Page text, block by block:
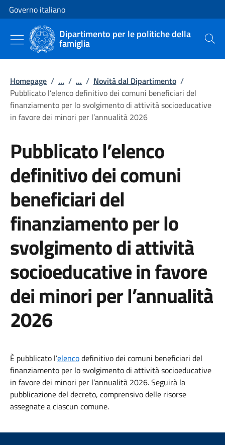
Vai al contenuto
Vai alla navigazione del sito
Governo italiano
Dipartimento per le politiche della
famiglia Cerca
Homepage / ... / ... / Novità dal Dipartimento /
Pubblicato l’elenco definitivo dei comuni beneficiari del
finanziamento per lo svolgimento di attività socioeducative
in favore dei minori per l’annualità 2026
Pubblicato l’elenco
definitivo dei comuni
beneficiari del
finanziamento per lo
svolgimento di attività
socioeducative in favore
dei minori per l’annualità
2026
È pubblicato l’elencodefinitivo dei comuni beneficiari del
finanziamento per lo svolgimento di attività socioeducative
in favore dei minori per l’annualità 2026. Seguirà la
pubblicazione del decreto, comprensivo delle risorse
assegnate a ciascun comune.